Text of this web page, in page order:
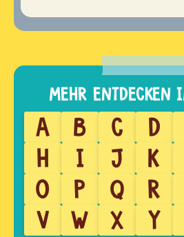
A B C D
H
I J K
O
P Q R
V
W X Y